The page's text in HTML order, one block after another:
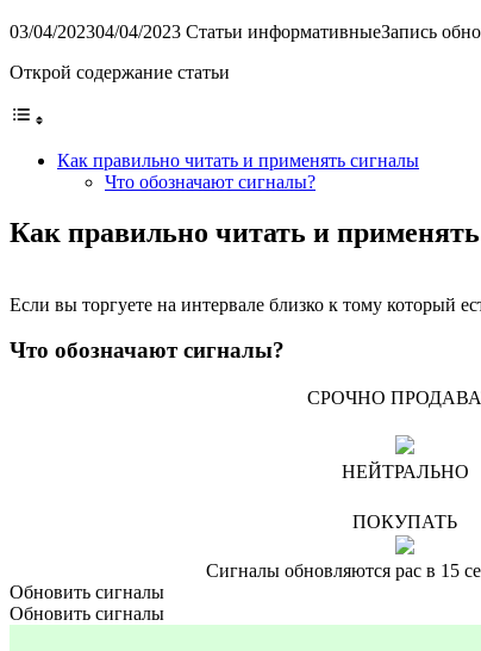
03/04/202304/04/2023 Статьи информативныеЗапись
Открой содержание статьи
Как правильно читать и применять сигналы
Что обозначают сигналы?
Как правильно читать и
Если вы торгуете на интервале близко к тому который
Что обозначают сигналы?
СРОЧНО
НЕЙТРАЛЬНО
ПОКУПАТЬ
Сигналы обновляются рас в
Обновить сигналы
Обновить сигналы